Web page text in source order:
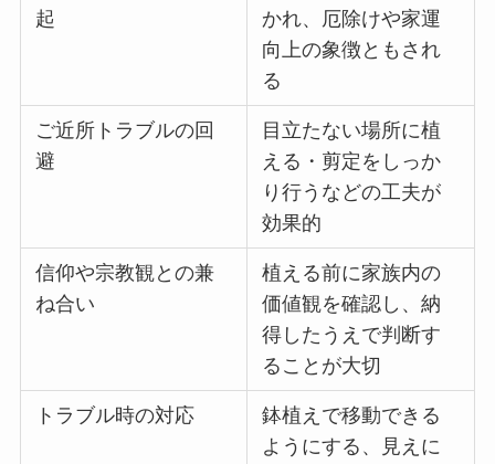
起
かれ、厄除けや家運
向上の象徴ともされ
る
ご近所トラブルの回
避
目立たない場所に植
える・剪定をしっか
り行うなどの工夫が
効果的
信仰や宗教観との兼
ね合い
植える前に家族内の
価値観を確認し、納
得したうえで判断す
ることが大切
トラブル時の対応
鉢植えで移動できる
ようにする、見えに